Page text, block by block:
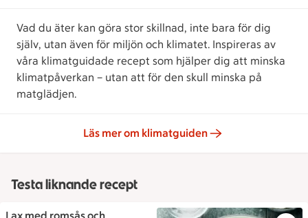
Vad du äter kan göra stor skillnad, inte bara för dig
själv, utan även för miljön och klimatet. Inspireras av
våra klimatguidade recept som hjälper dig att minska
klimatpåverkan – utan att för den skull minska på
matglädjen.
Läs mer om klimatguiden
Testa liknande recept